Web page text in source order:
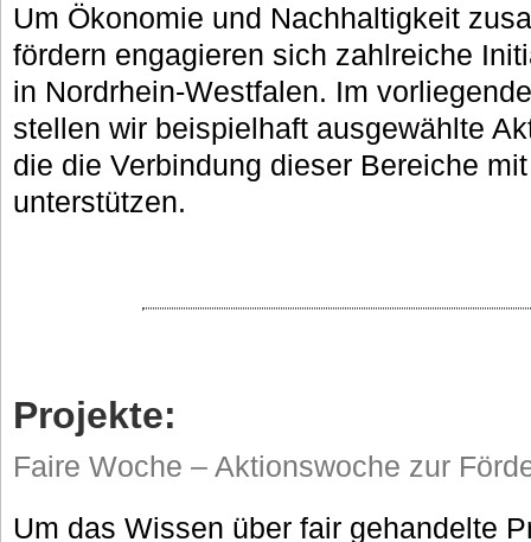
Um Ökonomie und Nachhaltigkeit
fördern engagieren sich zahlreiche
in Nordrhein-Westfalen. Im
stellen wir beispielhaft ausgewählte
die die Verbindung dieser Bereiche
unterstützen.
Projekte:
Faire Woche – Aktionswoche zur
Um das Wissen über fair gehandelte